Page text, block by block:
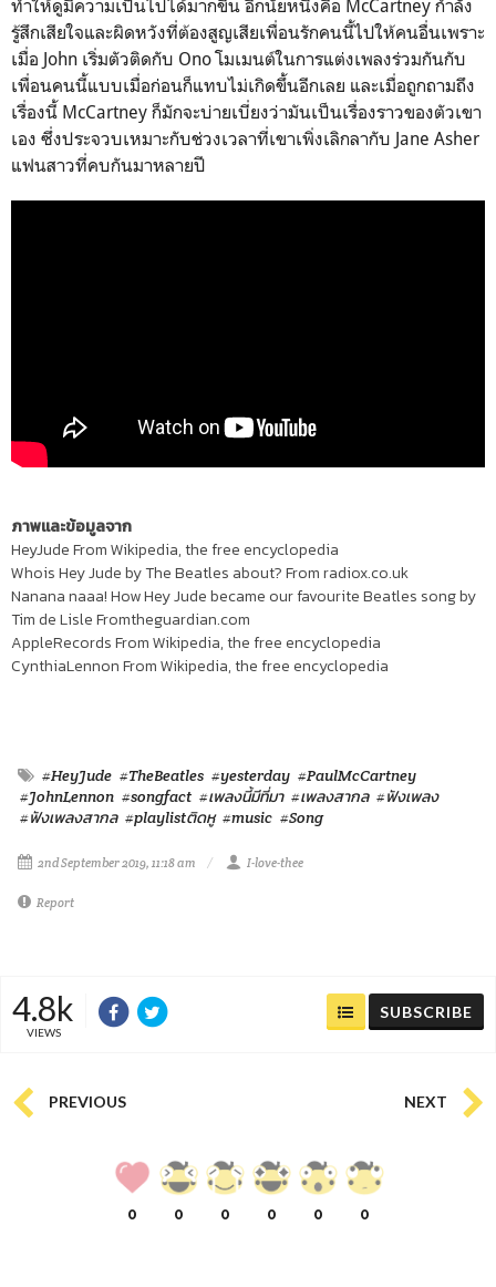
ทำให้ดูมีความเป็นไปได้มากขึ้น อีกนัยหนึ่งคือ McCartney กำลัง
รู้สึกเสียใจและผิดหวังที่ต้องสูญเสียเพื่อนรักคนนี้ไปให้คนอื่นเพราะ
เมื่อ John เริ่มตัวติดกับ Onoโมเมนต์ในการแต่งเพลงร่วมกันกับ
เพื่อนคนนี้แบบเมื่อก่อนก็แทบไม่เกิดขึ้นอีกเลย และเมื่อถูกถามถึง
เรื่องนี้ McCartney ก็มักจะบ่ายเบี่ยงว่ามันเป็นเรื่องราวของตัวเขา
เอง ซึ่งประจวบเหมาะกับช่วงเวลาที่เขาเพิ่งเลิกลากับ Jane Asher
แฟนสาวที่คบกันมาหลายปี
ภาพและข้อมูลจาก
HeyJude From Wikipedia, the free encyclopedia
Whois Hey Jude by The Beatles about? From radiox.co.uk
Nanana naaa! How Hey Jude became our favourite Beatles song by
Tim de Lisle Fromtheguardian.com
AppleRecords From Wikipedia, the free encyclopedia
CynthiaLennon From Wikipedia, the free encyclopedia
#HeyJude #TheBeatles #yesterday #PaulMcCartney
#JohnLennon #songfact #เพลงนี้มีที่มา #เพลงสากล #ฟังเพลง
#ฟังเพลงสากล #playlistติดหู #music #Song
2nd September 2019, 11:18 am I-love-thee
Report
4.8k
VIEWS
SUBSCRIBE
PREVIOUS NEXT
0 0 0 0 0 0